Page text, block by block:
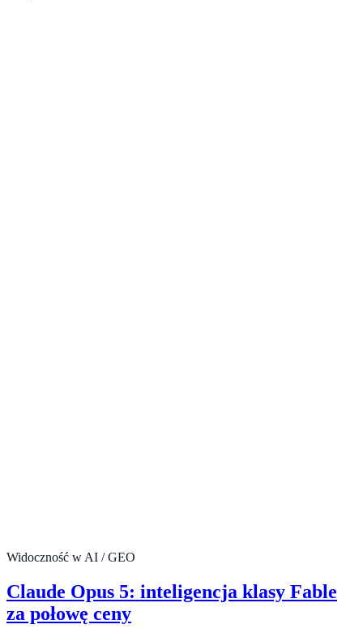
Widoczność w AI / GEO
Claude Opus 5: inteligencja klasy Fable
za połowę ceny